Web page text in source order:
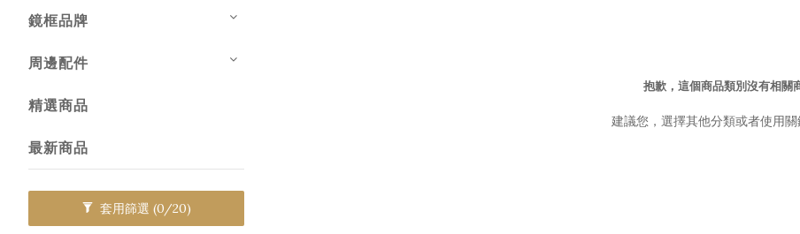
鏡框品牌
周邊配件
精選商品
最新商品
套用篩選 (0/20)
抱歉，這個商品類別沒有相關
建議您，選擇其他分類或者使用